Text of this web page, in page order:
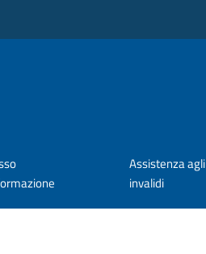
Assistenza agli
invalidi